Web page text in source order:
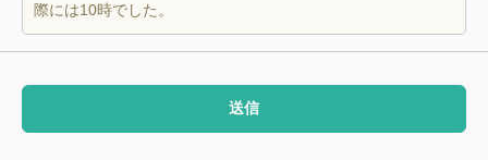
際には10時でした。
送信